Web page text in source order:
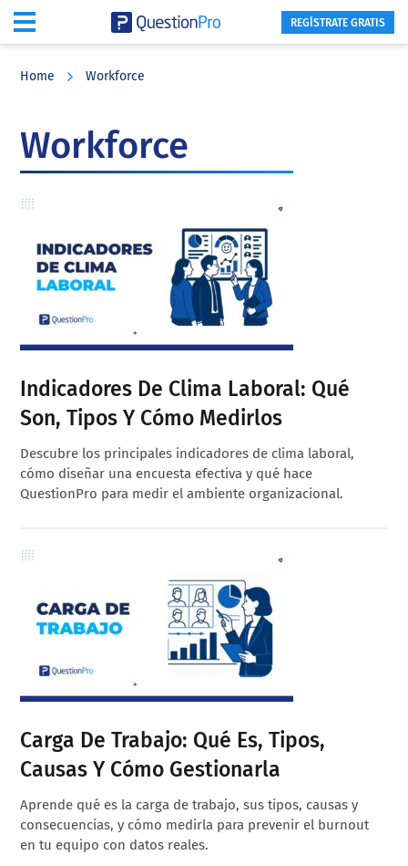
REGÍSTRATE GRATIS
Home Workforce
Workforce
Indicadores De Clima Laboral: Qué
Son, Tipos Y Cómo Medirlos
Descubre los principales indicadores de clima laboral,
cómo diseñar una encuesta efectiva y qué hace
QuestionPro para medir el ambiente organizacional.
Carga De Trabajo: Qué Es, Tipos,
Causas Y Cómo Gestionarla
Aprende qué es la carga de trabajo, sus tipos, causas y
consecuencias, y cómo medirla para prevenir el burnout
en tu equipo con datos reales.